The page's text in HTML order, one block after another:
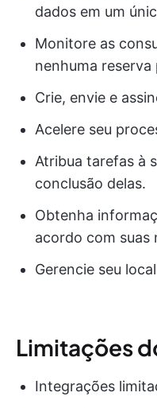
dados em um
Monitore as
nenhuma
Crie, envie e
Acelere seu
Atribua tarefas à
conclusão delas.
Obtenha
acordo com suas
Gerencie seu
Limitações
Integrações